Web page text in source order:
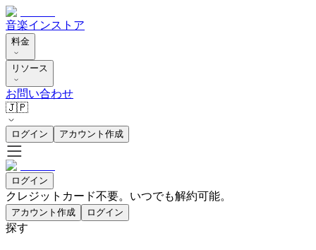
音楽インストア
料金
リソース
お問い合わせ
🇯🇵
ログイン アカウント作成
ログイン
クレジットカード不要。いつでも解約可能。
アカウント作成 ログイン
探す